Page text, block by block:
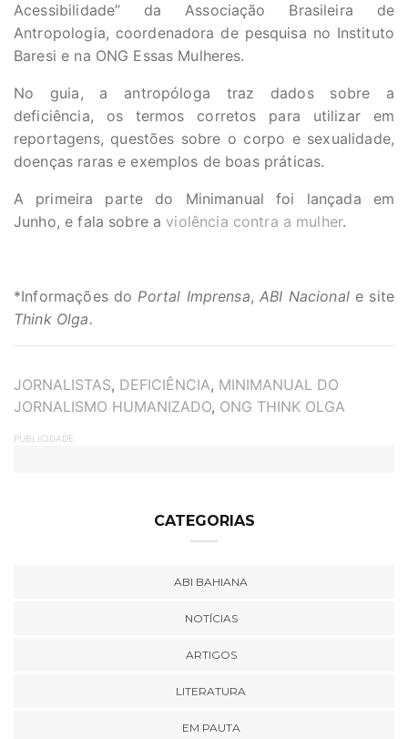
Acessibilidade” da Associação Brasileira de
Antropologia, coordenadora de pesquisa no Instituto
Baresi e na ONG Essas Mulheres.
No guia, a antropóloga traz dados sobre a
deficiência, os termos corretos para utilizar em
reportagens, questões sobre o corpo e sexualidade,
doenças raras e exemplos de boas práticas.
A primeira parte do Minimanual foi lançada em
Junho, e fala sobre a violência contra a mulher.
*Informações doPortal Imprensa,ABI Nacionale site
Think Olga.
TAGS
JORNALISTAS, DEFICIÊNCIA, MINIMANUAL DO
JORNALISMO HUMANIZADO, ONG THINK OLGA
PUBLICIDADE
CATEGORIAS
ABI BAHIANA
NOTÍCIAS
ARTIGOS
LITERATURA
EM PAUTA